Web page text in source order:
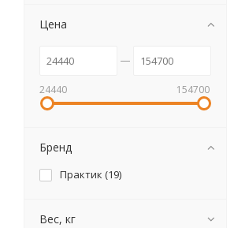
Цена
24440 154700
Бренд
Практик (19)
Вес, кг